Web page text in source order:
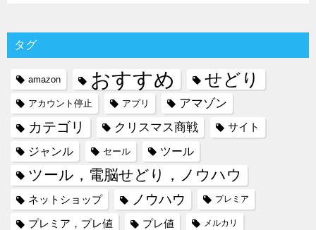
タグ
amazon おすすめ せどり
アカウント停止 アプリ アマゾン
カテゴリ クリスマス商戦 サイト
ジャンル セール ツール
ツール，電脳せどり，ノウハウ
ネットショップ ノウハウ プレミア
プレミア，プレ値 プレ値 メルカリ